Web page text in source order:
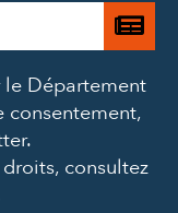
Je
à
Département
consentement,
consultez